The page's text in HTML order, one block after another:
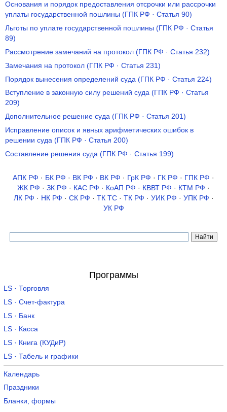
Основания и порядок предоставления отсрочки или рассрочки
уплаты государственной пошлины (ГПК РФ · Статья 90)
Льготы по уплате государственной пошлины (ГПК РФ · Статья
89)
Рассмотрение замечаний на протокол (ГПК РФ · Статья 232)
Замечания на протокол (ГПК РФ · Статья 231)
Порядок вынесения определений суда (ГПК РФ · Статья 224)
Вступление в законную силу решений суда (ГПК РФ · Статья
209)
Дополнительное решение суда (ГПК РФ · Статья 201)
Исправление описок и явных арифметических ошибок в
решении суда (ГПК РФ · Статья 200)
Составление решения суда (ГПК РФ · Статья 199)
АПК РФ · БК РФ · ВК РФ · ВК РФ · ГрК РФ · ГК РФ · ГПК РФ ·
ЖК РФ · ЗК РФ · КАС РФ · КоАП РФ · КВВТ РФ · КТМ РФ ·
ЛК РФ · НК РФ · СК РФ · ТК TC· ТК РФ · УИК РФ · УПК РФ ·
УК РФ
Программы
LS · Торговля
LS · Счет-фактура
LS · Банк
LS · Касса
LS · Книга (КУДиР)
LS · Табель и графики
Календарь
Праздники
Бланки, формы